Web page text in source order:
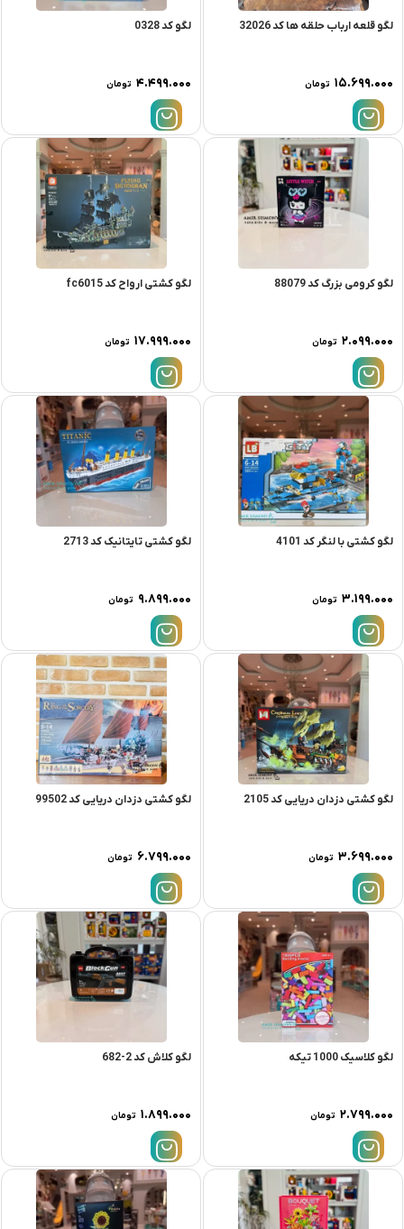
لگو قلعه ارباب حلقه ها کد 32026
۱۵.۶۹۹.۰۰۰ تومان
لگو کد 0328
۴.۴۹۹.۰۰۰ تومان
لگو کرومی بزرگ کد 88079
۲.۰۹۹.۰۰۰ تومان
لگو کشتی ارواح کد fc6015
۱۷.۹۹۹.۰۰۰ تومان
لگو کشتی با لنگر کد 4101
۳.۱۹۹.۰۰۰ تومان
لگو کشتی تایتانیک کد 2713
۹.۸۹۹.۰۰۰ تومان
لگو کشتی دزدان دریایی کد 2105
۳.۶۹۹.۰۰۰ تومان
لگو کشتی دزدان دریایی کد 99502
۶.۷۹۹.۰۰۰ تومان
لگو کلاسیک 1000 تیکه
۲.۷۹۹.۰۰۰ تومان
لگو کلاش کد 2-682
۱.۸۹۹.۰۰۰ تومان